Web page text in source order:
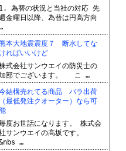
1. 為替の状況と当社の対応 先
金曜日以降、為替は円高方向
本大地震震度７ 断水してな
ければいいけど
式会社サンウエイの防災士の
部でございます。 こ …
結構売れてる商品 バラ出荷
（最低発注クオーター）なら可
度お世話になります。 株式会
サンウエイの高坂です。
…